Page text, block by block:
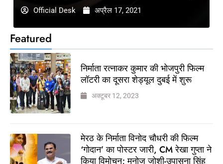
Featured
निर्माता रत्नाकर कुमार की भोजपुरी फिल्म
लॉटरी का दूसरा शेड्यूल दुबई में शुरू
अक्टूबर 12, 2023
मेरठ के निर्माता विनोद चौधरी की फिल्म
‘गोदान’ का पोस्टर जारी, CM रेखा गुप्ता ने
किया विमोचन; मनोज जोशी-उपासना सिंह
Official Desk अप्रैल 17, 2021